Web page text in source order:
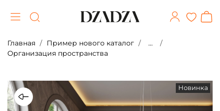
Главная Пример нового каталог
...
Организация пространства
Новинка